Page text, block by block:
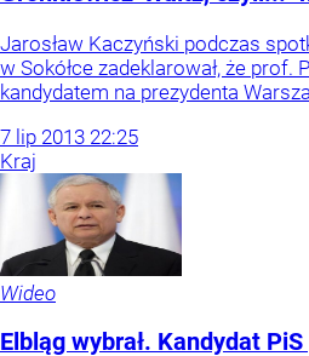
Jarosław Kaczyński podczas
w Sokółce zadeklarował, że prof.
kandydatem na prezydenta
7 lip 2013 22:25
Kraj
Wideo
Elbląg wybrał. Kandydat